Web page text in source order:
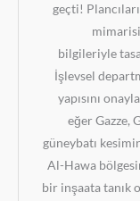
geçti!
bilgileriyle
İşlevsel
yapısını
eğer Gazze,
güneybatı
Al-Hawa
bir inşaata tanık